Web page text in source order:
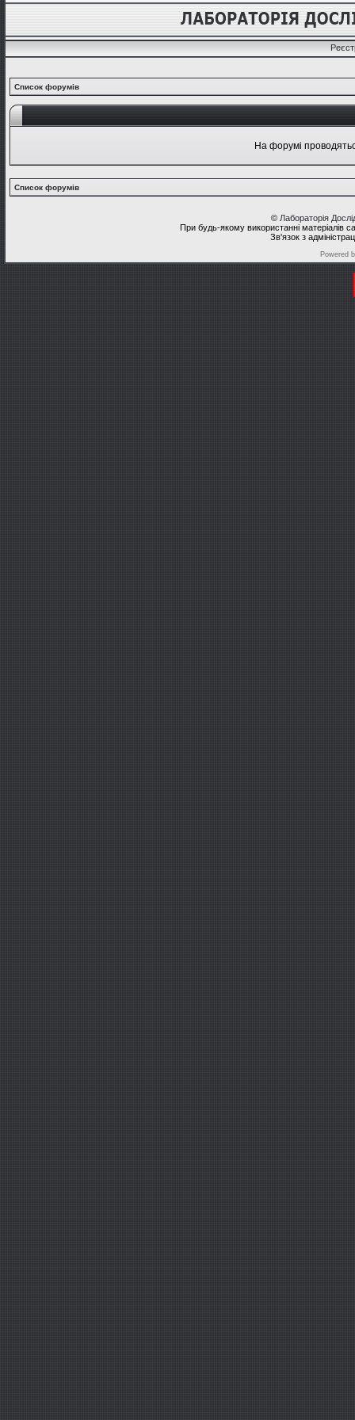
Список форумів
На форумі
Список форумів
© Лабораторія
При будь-якому використанні матеріалів
Зв'язок з
Powered